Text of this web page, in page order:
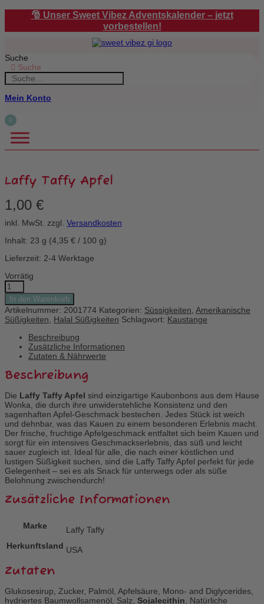
springen
🎅 Unser Sweet Vibez Adventskalender – jetzt
vorbestellen!
Suche
Suche
Mein Konto
0
Laffy Taffy Apfel
1,00 €
inkl. MwSt. zzgl. Versandkosten
Inhalt: 23 g (4,35 € / 100 g)
Lieferzeit: 2-4 Werktage
Vorrätig
Laffy
Taffy
Apfel
Menge
In den Warenkorb
Artikelnummer: 2001774 Kategorien: Süssigkeiten Amerikanische
Süßigkeiten
Halal Süßigkeiten Schlagwort: Kaustange
Beschreibung
Zusätzliche Informationen
Zutaten & Nährwerte
Beschreibung
Die Laffy Taffy Apfel sind einzigartige Kaubonbons aus dem Hause
Wonka, die durch ihre unwiderstehliche Konsistenz und den
sagenhaften Apfel-Geschmack bestechen. Jedes Stück ist weich
und dehnbar, was das Kauen zu einem besonderen Erlebnis macht.
Der frische, fruchtige Apfelgeschmack entfaltet sich beim Kauen und
sorgt für ein intensives Geschmackserlebnis, das süß und leicht
sauer zugleich ist. Ideal für alle, die nach einer köstlichen und
lustigen Süßigkeit suchen, sind die Laffy Taffy Apfel perfekt für jede
Gelegenheit – sei es als Snack für unterwegs oder als süße
Belohnung zwischendurch!
Zusätzliche Informationen
Marke
Laffy Taffy
Herkunftsland USA
Zutaten
Glukosesirup, Zucker, Palmöl, Apfelsäure, Mono- and Diglycerides,
hydriertes Baumwollsamenöl, Salz, Sojalecithin , Natürliche